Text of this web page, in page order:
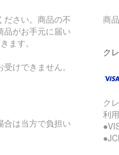
ださい。商品の不
品がお手元に届い
ます。
けできません。
合は当方で負担い
商
ク
ク
利